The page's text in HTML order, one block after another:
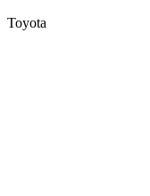
Toyota